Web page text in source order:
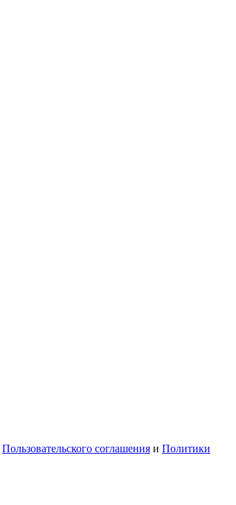
Пользовательского соглашения и Политики